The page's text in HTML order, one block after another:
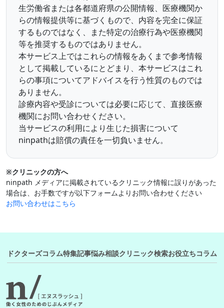
生労働省または各都道府県の公開情報、医療機関か
らの情報提供等に基づくもので、内容を完全に保証
するものではなく、また特定の治療行為や医療機関
等を推奨するものではありません。
本サービス上ではこれらの情報をあくまで参考情報
として掲載しているにとどまり、本サービスはこれ
らの事項についてアドバイスを行う性質のものでは
ありません。
診療内容や受診については必要に応じて、直接医療
機関にお問い合わせください。
当サービスの利用により生じた損害について
ninpathは賠償の責任を一切負いません。
※クリニックの方へ
ninpath メディアに掲載されているクリニック情報に誤りがあった
場合は、お手数ですが以下フォームよりお問い合わせください
お問い合わせはこちら
ドクターズコラム特集記事悩み相談クリニック検索お役立ちコラム